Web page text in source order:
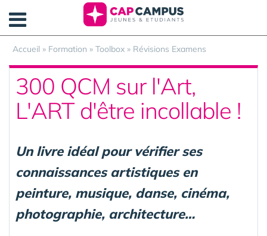
Accueil » Formation » Toolbox » Révisions Examens
300 QCM sur l'Art,
L'ART d'être incollable !
Un livre idéal pour vérifier ses
connaissances artistiques en
peinture, musique, danse, cinéma,
photographie, architecture…
Panneau de gestion des cookies